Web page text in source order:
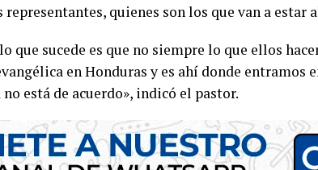
representantes, quienes son los que van a estar
que sucede es que no siempre lo que ellos
en Honduras y es ahí donde entramos
está de acuerdo», indicó el pastor.